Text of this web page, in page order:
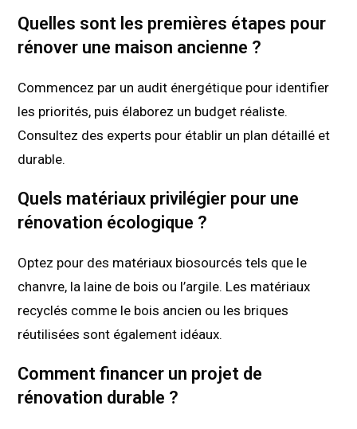
Quelles sont les premières étapes pour
rénover une maison ancienne ?
Commencez par un audit énergétique pour identifier
les priorités, puis élaborez un budget réaliste.
Consultez des experts pour établir un plan détaillé et
durable.
Quels matériaux privilégier pour une
rénovation écologique ?
Optez pour des matériaux biosourcés tels que le
chanvre, la laine de bois ou l’argile. Les matériaux
recyclés comme le bois ancien ou les briques
réutilisées sont également idéaux.
Comment financer un projet de
rénovation durable ?